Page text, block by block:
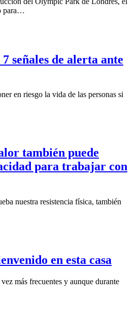
para…
señales de alerta ante
en riesgo la vida de las personas si
también puede
para trabajar con
nuestra resistencia física, también
en esta casa
más frecuentes y aunque durante